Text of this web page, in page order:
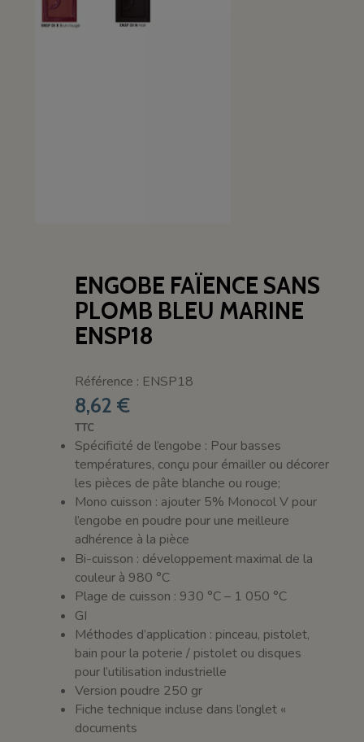
ENGOBE FAÏENCE SANS
PLOMB BLEU MARINE
ENSP18
Référence : ENSP18
8,62 €
TTC
Spécificité de l’engobe : Pour basses
températures, conçu pour émailler ou décorer
les pièces de pâte blanche ou rouge;
Mono cuisson : ajouter 5% Monocol V pour
l’engobe en poudre pour une meilleure
adhérence à la pièce
Bi-cuisson : développement maximal de la
couleur à 980 °C
Plage de cuisson : 930 °C – 1 050 °C
GI
Méthodes d’application : pinceau, pistolet,
bain pour la poterie / pistolet ou disques
pour l’utilisation industrielle
Version poudre 250 gr
Fiche technique incluse dans l’onglet «
documents